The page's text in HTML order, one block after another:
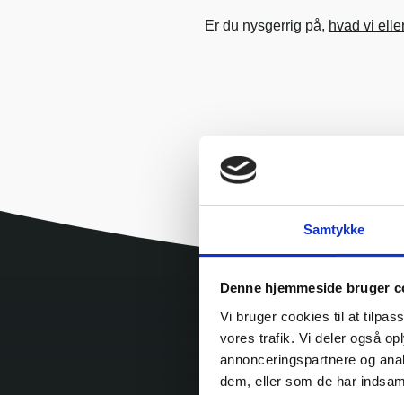
Samtykke
Denne hjemmeside bruger
Vi bruger cookies til at
vores trafik. Vi deler også
annonceringspartnere og
dem, eller som de har
Er du nysgerrig på, hvad vi